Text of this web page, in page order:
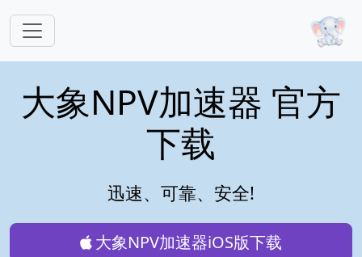
大象NPV加速器 官方
下载
迅速、可靠、安全!
大象NPV加速器iOS版下载